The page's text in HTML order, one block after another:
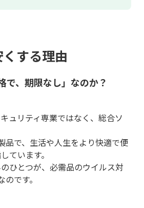
くする理由
で、期限なし」なのか？
ュリティ専業ではなく、総合ソ
品で、生活や人生をより快適で便
ています。
ひとつが、必需品のウイルス対
です。